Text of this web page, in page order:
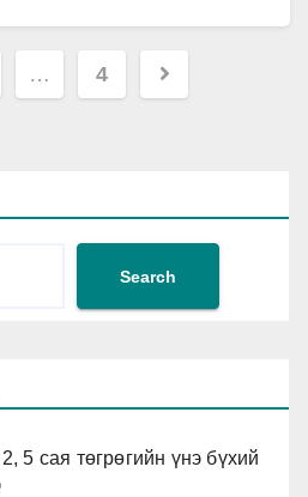
… 4
Search
5 сая төгрөгийн үнэ бүхий